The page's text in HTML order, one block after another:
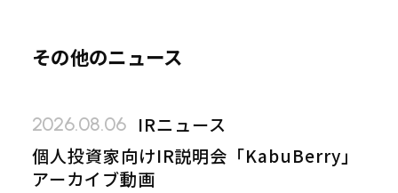
その他のニュース
2026.08.06
IRニュース
個人投資家向けIR説明会「KabuBerry」
アーカイブ動画